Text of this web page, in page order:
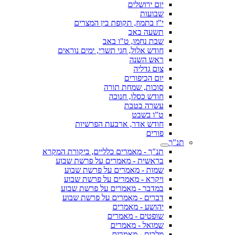
יום ירושלים
שבועות
י"ז בתמוז, תקופת בין המצרים
תשעה באב
שבת נחמו, ט"ו באב
חודש אלול, חגי תשרי, ימים נוראים
ראש השנה
צום גדליה
יום הכיפורים
סוכות, שמחת תורה
חודש כסלו, חנוכה
עשרה בטבת
ט"ו בשבט
חודש אדר, ארבעת הפרשיות
פורים
תנ"ך
תנ"ך - מאמרים כלליים, ביקורת המקרא
בראשית - מאמרים על פרשת שבוע
שמות - מאמרים על פרשת שבוע
ויקרא - מאמרים על פרשת שבוע
במדבר - מאמרים על פרשת שבוע
דברים - מאמרים על פרשת שבוע
יהושע - מאמרים
שופטים - מאמרים
שמואל - מאמרים